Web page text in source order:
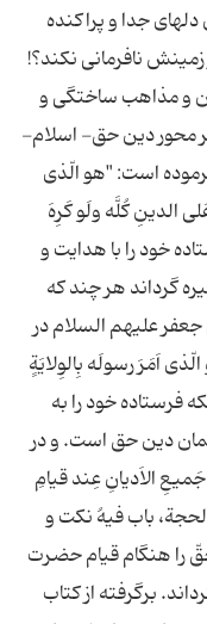
جدا و پراکنده
نافرمانی نکند؟!
و مذاهب ساختگی و
محور دین حق- اسلام-
است: "هو الّذی
الدینِ کُلَّه ولَو کَرِهَ
آنکه فرستاده خود را با هدایت و
گرداند هر چند که
علیهم السلام در
اَمَرَ رسولَه بِالوِلایَةِِ
فرستاده خود را به
دین حق است. و در
الاَدیانِ عِند قیامِ
باب فیهُ نکت و
الولایه، ح 91 ] دین حقّ را هنگام قیام حضرت
برگرفته از کتاب